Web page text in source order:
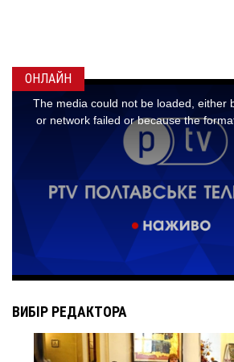
ОНЛАЙН
ВИБІР РЕДАКТОРА